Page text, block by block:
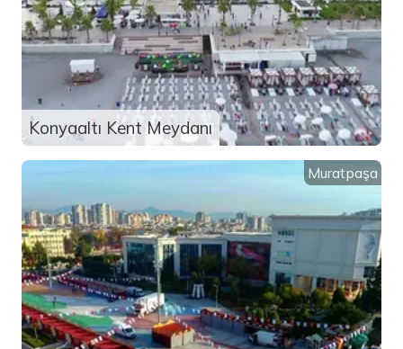
Konyaaltı Kent Meydanı
Muratpaşa